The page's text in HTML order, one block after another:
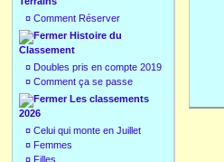
¤ Comment Réserver
Histoire du
Classement
¤ Doubles pris en compte 2019
¤ Comment ça se passe
Les classements
2026
¤ Celui qui monte en Juillet
¤ Femmes
¤ Filles